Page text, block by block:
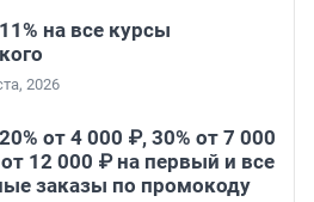
на все курсы
2026
от 4 000 ₽, 30% от 7 000
12 000 ₽ на первый и все
заказы по промокоду